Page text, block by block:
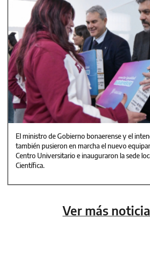
El ministro de Gobierno bonaerense y el
también pusieron en marcha el nuevo
Centro Universitario e inauguraron la sede
Científica.
Ver más